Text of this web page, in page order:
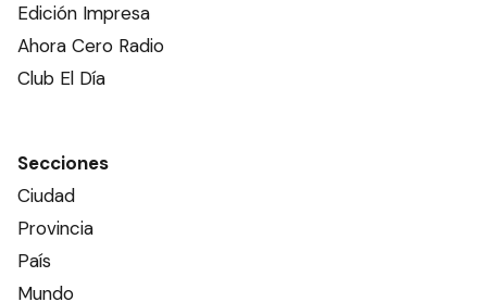
Edición Impresa
Ahora Cero Radio
Club El Día
Secciones
Ciudad
Provincia
País
Mundo